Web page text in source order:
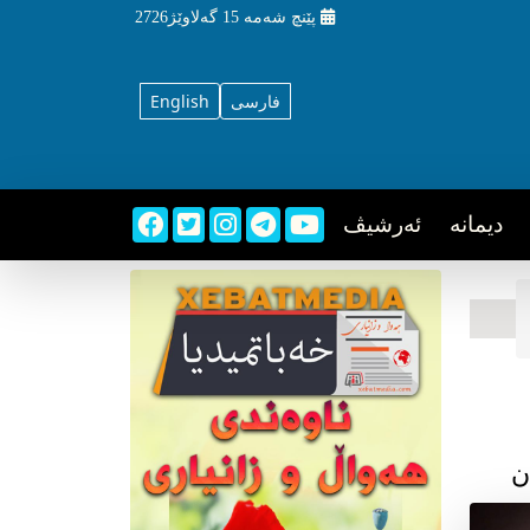
پێنچ شه‌مه‌ 15 گه‌لاوێژ2726
English فارسی
دیمانه ئه‌رشیڤ